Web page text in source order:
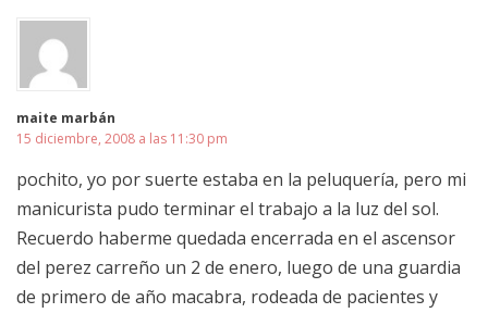
maite marbán
15 diciembre, 2008 a las 11:30 pm
pochito, yo por suerte estaba en la peluquería, pero mi
manicurista pudo terminar el trabajo a la luz del sol.
Recuerdo haberme quedada encerrada en el ascensor
del perez carreño un 2 de enero, luego de una guardia
de primero de año macabra, rodeada de pacientes y